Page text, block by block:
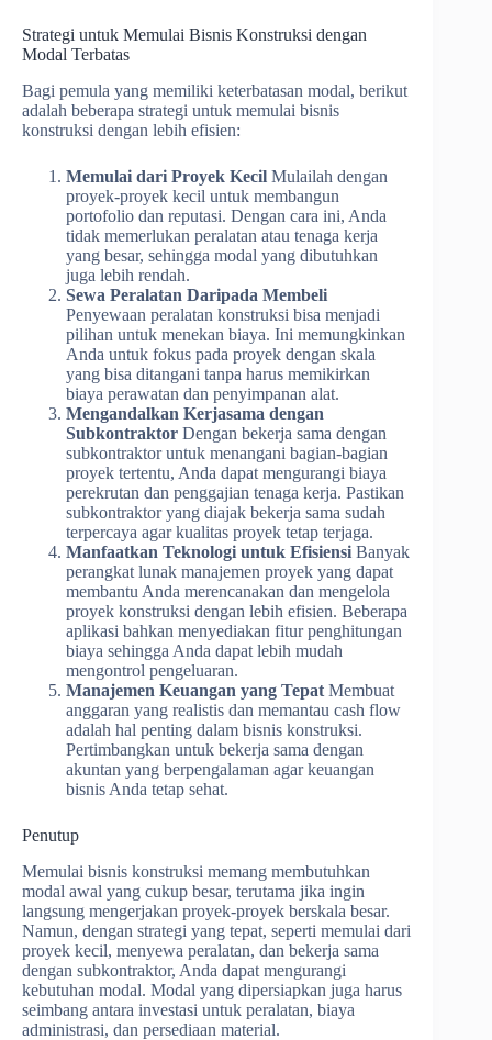
Strategi untuk Memulai Bisnis Konstruksi dengan
Modal Terbatas
Bagi pemula yang memiliki keterbatasan modal, berikut
adalah beberapa strategi untuk memulai bisnis
konstruksi dengan lebih efisien:
Memulai dari Proyek Kecil Mulailah dengan
proyek-proyek kecil untuk membangun
portofolio dan reputasi. Dengan cara ini, Anda
tidak memerlukan peralatan atau tenaga kerja
yang besar, sehingga modal yang dibutuhkan
juga lebih rendah.
Sewa Peralatan Daripada Membeli
Penyewaan peralatan konstruksi bisa menjadi
pilihan untuk menekan biaya. Ini memungkinkan
Anda untuk fokus pada proyek dengan skala
yang bisa ditangani tanpa harus memikirkan
biaya perawatan dan penyimpanan alat.
Mengandalkan Kerjasama dengan
Subkontraktor Dengan bekerja sama dengan
subkontraktor untuk menangani bagian-bagian
proyek tertentu, Anda dapat mengurangi biaya
perekrutan dan penggajian tenaga kerja. Pastikan
subkontraktor yang diajak bekerja sama sudah
terpercaya agar kualitas proyek tetap terjaga.
Manfaatkan Teknologi untuk Efisiensi Banyak
perangkat lunak manajemen proyek yang dapat
membantu Anda merencanakan dan mengelola
proyek konstruksi dengan lebih efisien. Beberapa
aplikasi bahkan menyediakan fitur penghitungan
biaya sehingga Anda dapat lebih mudah
mengontrol pengeluaran.
Manajemen Keuangan yang Tepat Membuat
anggaran yang realistis dan memantau cash flow
adalah hal penting dalam bisnis konstruksi.
Pertimbangkan untuk bekerja sama dengan
akuntan yang berpengalaman agar keuangan
bisnis Anda tetap sehat.
Penutup
Memulai bisnis konstruksi memang membutuhkan
modal awal yang cukup besar, terutama jika ingin
langsung mengerjakan proyek-proyek berskala besar.
Namun, dengan strategi yang tepat, seperti memulai dari
proyek kecil, menyewa peralatan, dan bekerja sama
dengan subkontraktor, Anda dapat mengurangi
kebutuhan modal. Modal yang dipersiapkan juga harus
seimbang antara investasi untuk peralatan, biaya
administrasi, dan persediaan material.